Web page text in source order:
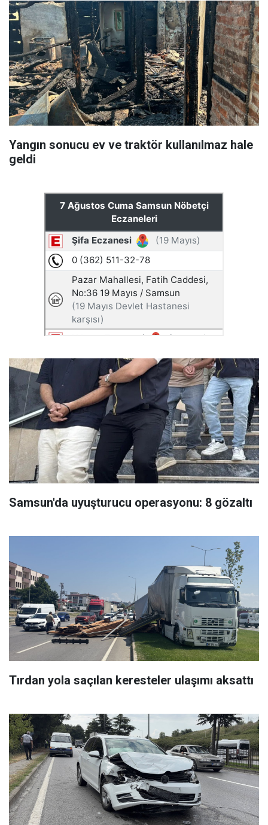
Yangın sonucu ev ve traktör kullanılmaz hale
geldi
Samsun'da uyuşturucu operasyonu: 8 gözaltı
Tırdan yola saçılan keresteler ulaşımı aksattı